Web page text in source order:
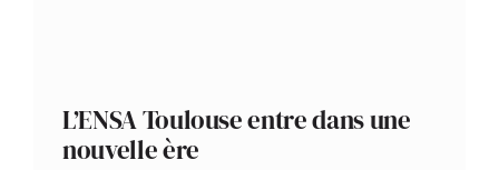
L’ENSA Toulouse entre dans une
nouvelle ère